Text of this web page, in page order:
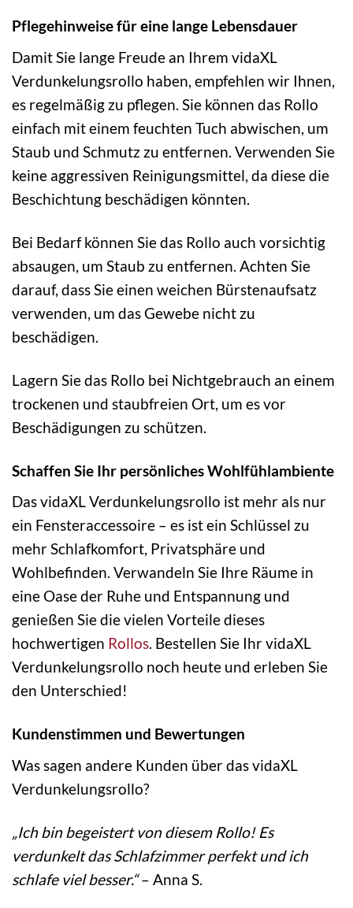
Pflegehinweise für eine lange Lebensdauer
Damit Sie lange Freude an Ihrem vidaXL
Verdunkelungsrollo haben, empfehlen wir Ihnen,
es regelmäßig zu pflegen. Sie können das Rollo
einfach mit einem feuchten Tuch abwischen, um
Staub und Schmutz zu entfernen. Verwenden Sie
keine aggressiven Reinigungsmittel, da diese die
Beschichtung beschädigen könnten.
Bei Bedarf können Sie das Rollo auch vorsichtig
absaugen, um Staub zu entfernen. Achten Sie
darauf, dass Sie einen weichen Bürstenaufsatz
verwenden, um das Gewebe nicht zu
beschädigen.
Lagern Sie das Rollo bei Nichtgebrauch an einem
trockenen und staubfreien Ort, um es vor
Beschädigungen zu schützen.
Schaffen Sie Ihr persönliches Wohlfühlambiente
Das vidaXL Verdunkelungsrollo ist mehr als nur
ein Fensteraccessoire – es ist ein Schlüssel zu
mehr Schlafkomfort, Privatsphäre und
Wohlbefinden. Verwandeln Sie Ihre Räume in
eine Oase der Ruhe und Entspannung und
genießen Sie die vielen Vorteile dieses
hochwertigen Rollos. Bestellen Sie Ihr vidaXL
Verdunkelungsrollo noch heute und erleben Sie
den Unterschied!
Kundenstimmen und Bewertungen
Was sagen andere Kunden über das vidaXL
Verdunkelungsrollo?
„Ich bin begeistert von diesem Rollo! Es
verdunkelt das Schlafzimmer perfekt und ich
schlafe viel besser.“– Anna S.